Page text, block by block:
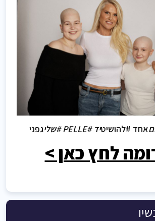
אחד #להושיטיד #PELLE #שלי גפני
לחץ כאן >